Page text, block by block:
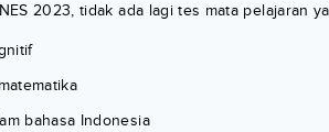
2023, tidak ada lagi tes mata pelajaran
bahasa Indonesia